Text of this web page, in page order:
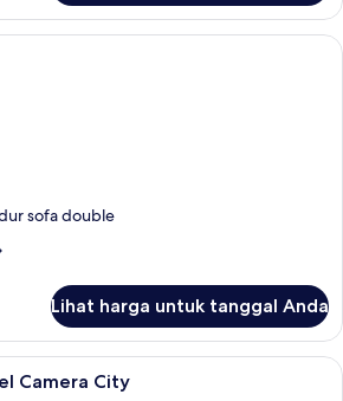
Master Suite | Seprai premium,
sofa double
Lihat harga untuk tanggal Anda
Seprai premium, selimut bulu
Camera City